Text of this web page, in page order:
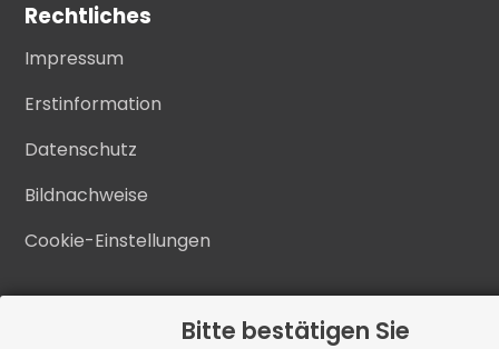
Bitte bestätigen Sie
Rechtliches
Impressum
Erstinformation
Datenschutz
Bildnachweise
Cookie-Einstellungen